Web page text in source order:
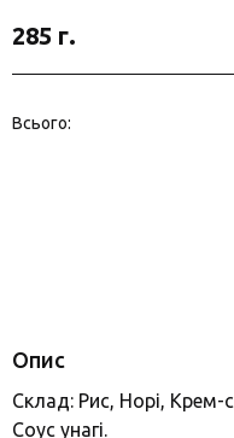
285 г.
Всього:
Опис
Склад: Рис, Норі, Крем-
Соус унагі.